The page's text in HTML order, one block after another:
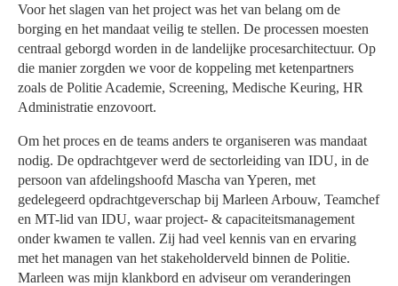
Voor het slagen van het project was het van belang om de
borging en het mandaat veilig te stellen. De processen moesten
centraal geborgd worden in de landelijke procesarchitectuur. Op
die manier zorgden we voor de koppeling met ketenpartners
zoals de Politie Academie, Screening, Medische Keuring, HR
Administratie enzovoort.
Om het proces en de teams anders te organiseren was mandaat
nodig. De opdrachtgever werd de sectorleiding van IDU, in de
persoon van afdelingshoofd Mascha van Yperen, met
gedelegeerd opdrachtgeverschap bij Marleen Arbouw, Teamchef
en MT-lid van IDU, waar project- & capaciteitsmanagement
onder kwamen te vallen. Zij had veel kennis van en ervaring
met het managen van het stakeholderveld binnen de Politie.
Marleen was mijn klankbord en adviseur om veranderingen